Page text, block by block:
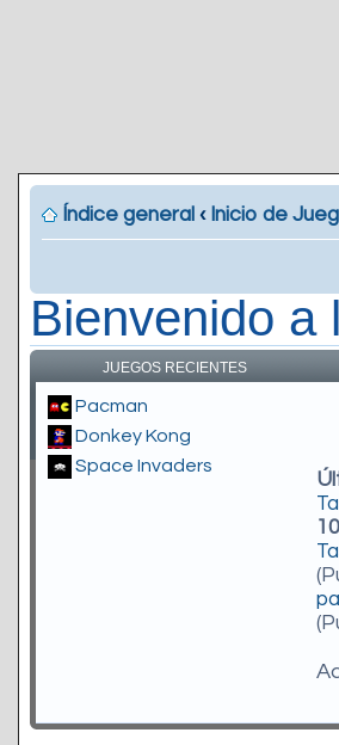
Índice general ‹ Inicio de
Bienvenido a
JUEGOS RECIENTES
Pacman
Donkey Kong
Space Invaders